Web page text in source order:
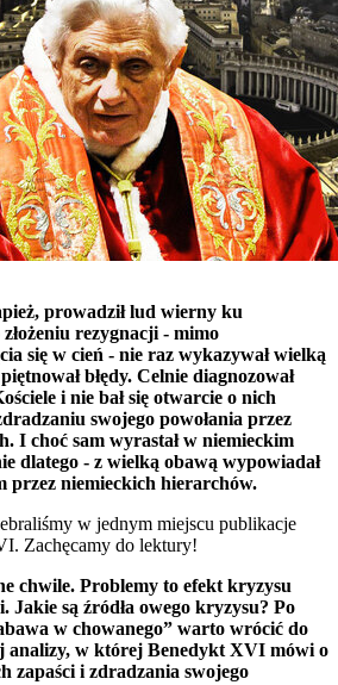
prowadził lud wierny ku
rezygnacji - mimo
się w cień - nie raz wykazywał wielką
błędy. Celnie diagnozował
i nie bał się otwarcie o nich
swojego powołania przez
I choć sam wyrastał w niemieckim
dlatego - z wielką obawą wypowiadał
przez niemieckich hierarchów.
w jednym miejscu publikacje
Zachęcamy do lektury!
chwile. Problemy to efekt kryzysu
Jakie są źródła owego kryzysu? Po
w chowanego” warto wrócić do
analizy, w której Benedykt XVI mówi o
zapaści i zdradzania swojego